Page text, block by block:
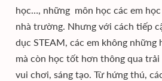
học…, những môn học các em
nhà trường. Nhưng với cách tiếp
dục STEAM, các em không
mà còn học tốt hơn thông qua trải
vui chơi, sáng tạo. Từ hứng thú,